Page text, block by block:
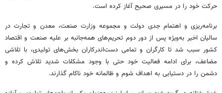
حرکت خود را در مسیری صحیح آغاز کرده است.
برنامه‌ریزی و اهتمام جدی دولت و مجموعه وزارت صنعت، معدن و تجارت در
سالیان اخیر به‌ویژه پس از دور دوم تحریم‌های همه‌جانبه بر علیه صنعت و اقتصاد
کشور سبب شد تا کارگران و تمامی دست‌اندرکاران بخش‌های تولیدی، با تلاشی
مضاعف، برای ادامه فعالیت خود حتی با وجود مشکلات شدید تلاش کرده و
دشمن را در دستیابی به اهداف شوم و ظالمانه خود ناکام گذارند.